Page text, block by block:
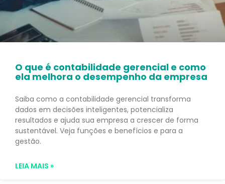
O que é contabilidade gerencial e como
ela melhora o desempenho da empresa
Saiba como a contabilidade gerencial transforma
dados em decisões inteligentes, potencializa
resultados e ajuda sua empresa a crescer de forma
sustentável. Veja funções e benefícios e para a
gestão.
LEIA MAIS »